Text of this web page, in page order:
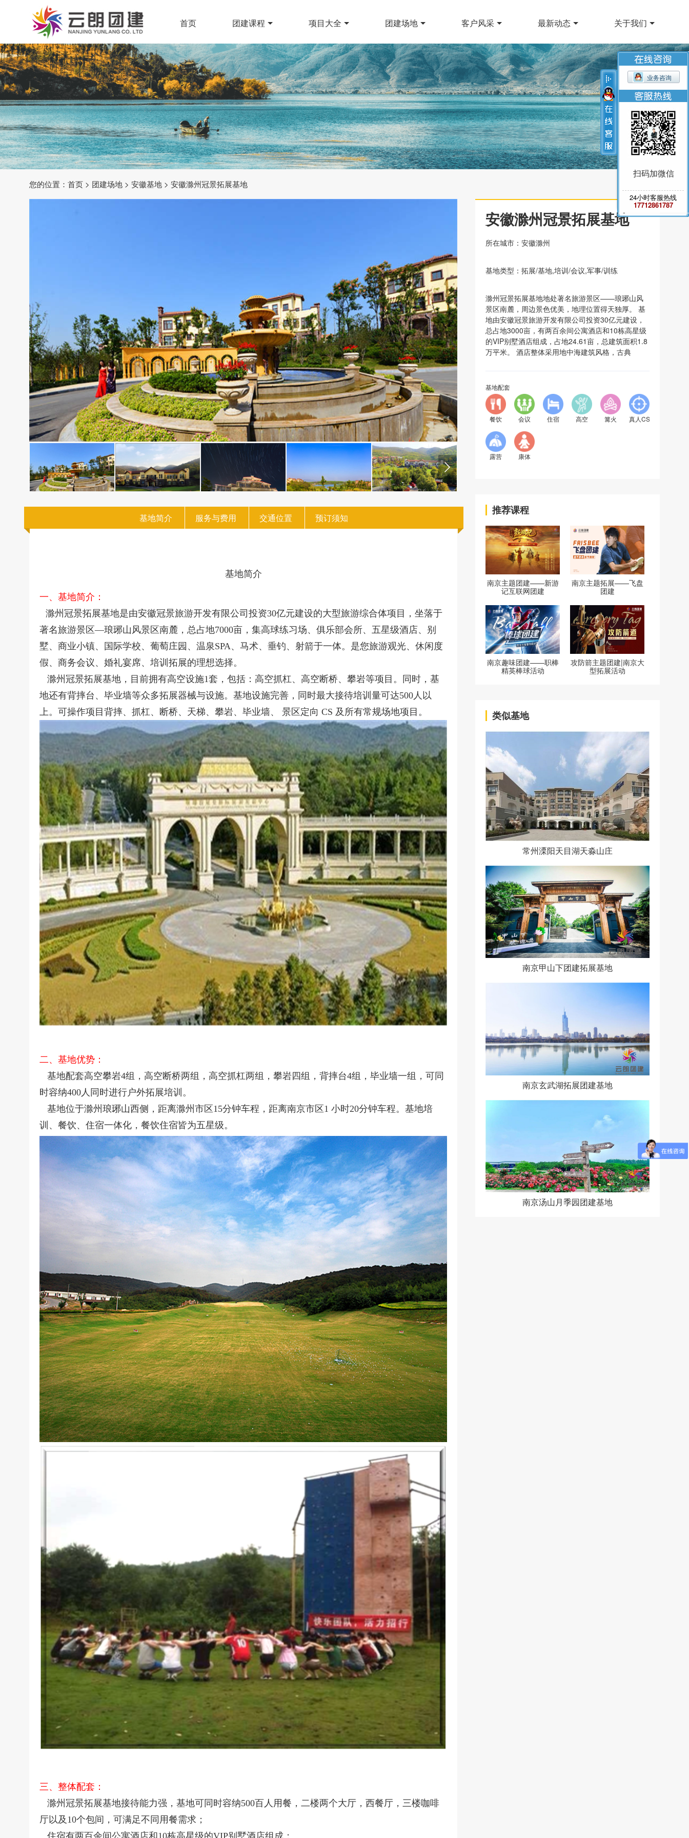
首页 团建课程 项目大全 团建场地 客户风采 最新动态 关于我们
您的位置： 首页 > 团建场地 > 安徽基地 > 安徽滁州冠景拓展基地
基地简介 服务与费用 交通位置 预订须知
基地简介
一、 基地简介：
滁州冠景拓展基地是由安徽冠景旅游开发有限公司投资30亿元建设的大型旅游综合体项目，坐落于
著名旅游景区—琅琊山风景区南麓，总占地7000亩，集高球练习场、俱乐部会所、五星级酒店、别
墅、商业小镇、国际学校、葡萄庄园、温泉SPA、马术、垂钓、射箭于一体。是您旅游观光、休闲度
假、商务会议、婚礼宴席、培训拓展的理想选择。
滁州冠景拓展基地，目前拥有高空设施1套，包括：高空抓杠、高空断桥、攀岩等项目。同时，基
地还有背摔台、毕业墙等众多拓展器械与设施。基地设施完善，同时最大接待培训量可达500人以
上。可操作项目背摔、抓杠、断桥、天梯、攀岩、毕业墙、 景区定向 CS 及所有常规场地项目。
二、 基地优势：
基地配套高空攀岩4组，高空断桥两组，高空抓杠两组，攀岩四组，背摔台4组，毕业墙一组，可同
时容纳400人同时进行户外拓展培训。
基地位于滁州琅琊山西侧，距离滁州市区15分钟车程，距离南京市区1 小时20分钟车程。基地培
训、餐饮、住宿一体化，餐饮住宿皆为五星级。
三、整体配套：
滁州冠景拓展基地接待能力强， 基地可同时容纳500百人用餐，二楼两个大厅，西餐厅，三楼咖啡
厅以及10个包间，可满足不同用餐需求；
住宿有两百余间公寓酒店和10栋高星级的VIP别墅酒店组成；
安徽滁州冠景拓展基地
所在城市：安徽滁州
基地类型：拓展/基地,培训/会议,军事/训练
滁州冠景拓展基地地处著名旅游景区——琅琊山风
景区南麓，周边景色优美，地理位置得天独厚。 基
地由安徽冠景旅游开发有限公司投资30亿元建设，
总占地3000亩，有两百余间公寓酒店和10栋高星级
的VIP别墅酒店组成，占地24.61亩，总建筑面积1.8
万平米。 酒店整体采用地中海建筑风格，古典
基地配套
餐饮 会议 住宿 高空 篝火 真人CS
露营 康体
推荐课程
南京主题团建——新游
记互联网团建
南京主题拓展——飞盘
团建
南京趣味团建——职棒
精英棒球活动
攻防箭主题团建|南京大
型拓展活动
类似基地
常州溧阳天目湖天淼山庄
南京甲山下团建拓展基地
南京玄武湖拓展团建基地
南京汤山月季园团建基地
业务咨询
扫码加微信
24小时客服热线
17712861787